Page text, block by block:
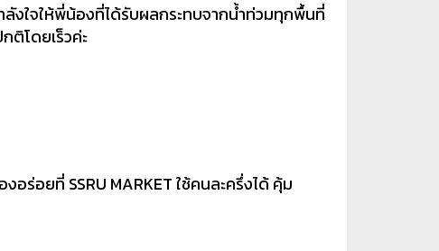
งใจให้พี่น้องที่ได้รับผลกระทบจากน้ำท่วมทุกพื้นที่
ติโดยเร็วค่ะ
ร่อยที่ SSRU MARKET ใช้คนละครึ่งได้ คุ้ม